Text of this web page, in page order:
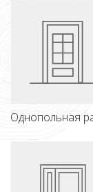
Однопольная